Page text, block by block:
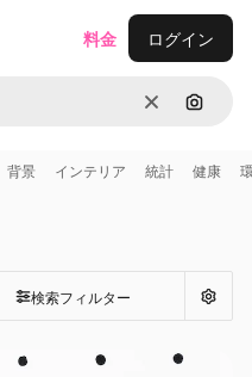
消去 画像で
料金 ログイン
背景 インテリア 統計 健康
検索フィルター